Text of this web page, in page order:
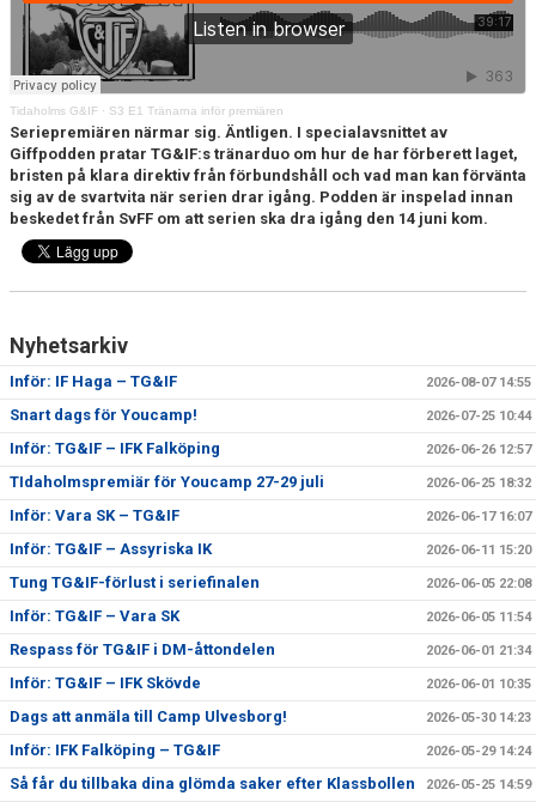
CUPER ARBETSBESKRIVNING
PLANSCHEMA
Tidaholms G&IF · S3 E1 Tränarna inför premiären
Seriepremiären närmar sig. Äntligen. I specialavsnittet av
Giffpodden pratar TG&IF:s tränarduo om hur de har förberett laget,
bristen på klara direktiv från förbundshåll och vad man kan förvänta
sig av de svartvita när serien drar igång. Podden är inspelad innan
beskedet från SvFF om att serien ska dra igång den 14 juni kom.
Nyhetsarkiv
Inför: IF Haga – TG&IF 2026-08-07 14:55
Snart dags för Youcamp! 2026-07-25 10:44
Inför: TG&IF – IFK Falköping 2026-06-26 12:57
TIdaholmspremiär för Youcamp 27-29 juli 2026-06-25 18:32
Inför: Vara SK – TG&IF 2026-06-17 16:07
Inför: TG&IF – Assyriska IK 2026-06-11 15:20
Tung TG&IF-förlust i seriefinalen 2026-06-05 22:08
Inför: TG&IF – Vara SK 2026-06-05 11:54
Respass för TG&IF i DM-åttondelen 2026-06-01 21:34
Inför: TG&IF – IFK Skövde 2026-06-01 10:35
Dags att anmäla till Camp Ulvesborg! 2026-05-30 14:23
Inför: IFK Falköping – TG&IF 2026-05-29 14:24
Så får du tillbaka dina glömda saker efter Klassbollen 2026-05-25 14:59